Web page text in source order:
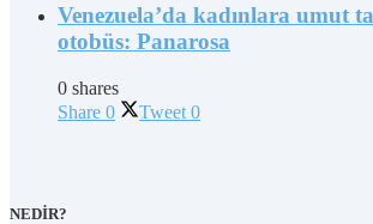
Venezuela’da kadınlara umut
otobüs: Panarosa
0 shares
Share 0 Tweet 0
NEDİR?